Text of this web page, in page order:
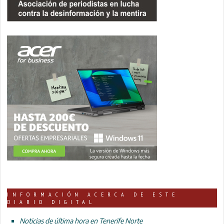
INFORMACIÓN ACERCA DE ESTE
DIARIO DIGITAL
Noticias de última hora en Tenerife Norte